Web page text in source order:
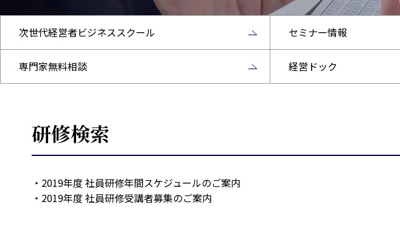
次世代経営者ビジネススクール セミナー情報
専門家無料相談 経営ドック
研修検索
・ 2019年度 社員研修年間スケジュールのご案内
・ 2019年度 社員研修受講者募集のご案内